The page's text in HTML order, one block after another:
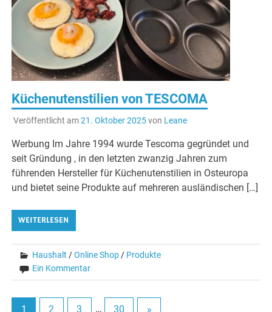
Küchenutenstilien von TESCOMA
Veröffentlicht am21. Oktober 2025von Leane
Werbung Im Jahre 1994 wurde Tescoma gegründet und
seit Gründung , in den letzten zwanzig Jahren zum
führenden Hersteller für Küchenutenstilien in Osteuropa
und bietet seine Produkte auf mehreren ausländischen […]
WEITERLESEN
Haushalt /Online Shop / Produkte
Ein Kommentar
1 2 3 … 30 »